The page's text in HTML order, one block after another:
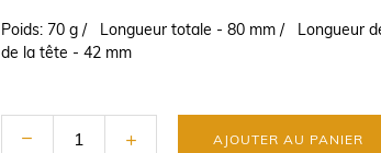
Poids: 70 g / Longueur totale - 80 mm / Longueur
de la tête - 42 mm
AJOUTER AU PANIER